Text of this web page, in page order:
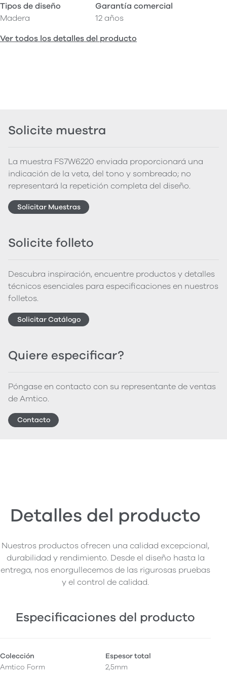
Tipos de diseño
Madera
Garantía comercial
12 años
Ver todos los detalles del producto
Solicite muestra
La muestra FS7W6220 enviada proporcionará una
indicación de la veta, del tono y sombreado; no
representará la repetición completa del diseño.
Solicitar Muestras
Solicite folleto
Descubra inspiración, encuentre productos y detalles
técnicos esenciales para especificaciones en nuestros
folletos.
Solicitar Catálogo
Quiere especificar?
Póngase en contacto con su representante de ventas
de Amtico.
Contacto
Detalles del producto
Nuestros productos ofrecen una calidad excepcional,
durabilidad y rendimiento. Desde el diseño hasta la
entrega, nos enorgullecemos de las rigurosas pruebas
y el control de calidad.
Especificaciones del producto
Colección
Amtico Form
Espesor total
2,5mm